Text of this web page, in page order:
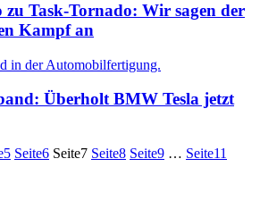
zu Task-Tornado: Wir sagen der
Kampf an
Überholt BMW Tesla jetzt
5 Seite6 Seite7 Seite8 Seite9 … Seite11